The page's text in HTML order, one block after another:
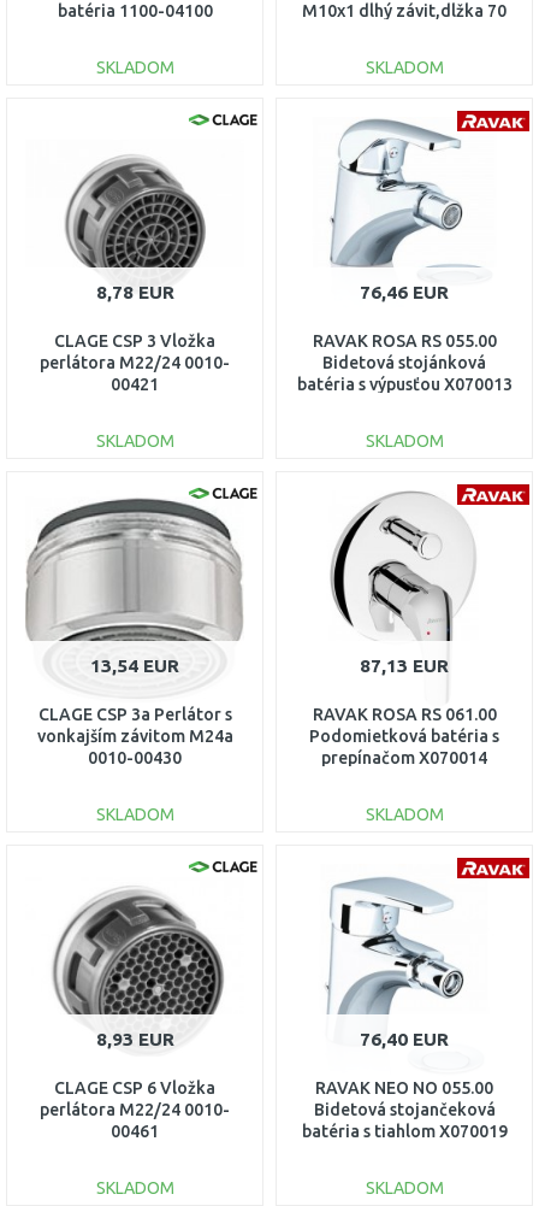
batéria 1100-04100
SKLADOM
DO KOŠÍKA
Porovnať
M10x1 dlhý závit,dlžka 70
SKLADOM
DO KOŠÍKA
Porovnať
8,78 EUR
CLAGE CSP 3 Vložka
perlátora M22/24 0010-
00421
SKLADOM
DO KOŠÍKA
Porovnať
76,46 EUR
RAVAK ROSA RS 055.00
Bidetová stojánková
batéria s výpusťou X070013
SKLADOM
DO KOŠÍKA
Porovnať
13,54 EUR
CLAGE CSP 3a Perlátor s
vonkajším závitom M24a
0010-00430
SKLADOM
DO KOŠÍKA
Porovnať
87,13 EUR
RAVAK ROSA RS 061.00
Podomietková batéria s
prepínačom X070014
SKLADOM
DO KOŠÍKA
Porovnať
8,93 EUR
CLAGE CSP 6 Vložka
perlátora M22/24 0010-
00461
SKLADOM
76,40 EUR
RAVAK NEO NO 055.00
Bidetová stojančeková
batéria s tiahlom X070019
SKLADOM